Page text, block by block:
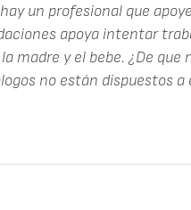
un profesional que
apoya intentar
madre y el bebe. ¿De que
no están dispuestos